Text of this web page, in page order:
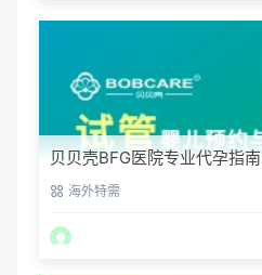
贝贝壳BFG医院专业代孕指
成功率？
海外特需